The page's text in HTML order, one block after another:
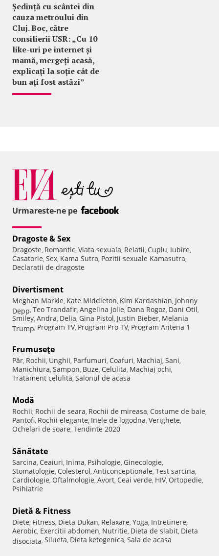
Ședință cu scântei din
cauza metroului din
Cluj. Boc, către
consilierii USR: „Cu 10
like-uri pe internet și
mamă, mergeți acasă,
explicați la soție cât de
bun ați fost astăzi”
Urmareste-ne pe
Dragoste & Sex
Dragoste, Romantic, Viata sexuala, Relatii, Cuplu, Iubire,
Casatorie, Sex, Kama Sutra, Pozitii sexuale Kamasutra,
Declaratii de dragoste
Divertisment
Meghan Markle, Kate Middleton, Kim Kardashian, Johnny
Depp, Teo Trandafir, Angelina Jolie, Dana Rogoz, Dani Otil,
Smiley, Andra, Delia, Gina Pistol, Justin Bieber, Melania
Trump, Program TV, Program Pro TV, Program Antena 1
Frumuseţe
Păr, Rochii, Unghii, Parfumuri, Coafuri, Machiaj, Sani,
Manichiura, Sampon, Buze, Celulita, Machiaj ochi,
Tratament celulita, Salonul de acasa
Modă
Rochii, Rochii de seara, Rochii de mireasa, Costume de baie,
Pantofi, Rochii elegante, Inele de logodna, Verighete,
Ochelari de soare, Tendinte 2020
Sănătate
Sarcina, Ceaiuri, Inima, Psihologie, Ginecologie,
Stomatologie, Colesterol, Anticonceptionale, Test sarcina,
Cardiologie, Oftalmologie, Avort, Ceai verde, HIV, Ortopedie,
Psihiatrie
Dietă & Fitness
Diete, Fitness, Dieta Dukan, Relaxare, Yoga, Intretinere,
Aerobic, Exercitii abdomen, Nutritie, Dieta de slabit, Dieta
disociata, Silueta, Dieta ketogenica, Sala de acasa